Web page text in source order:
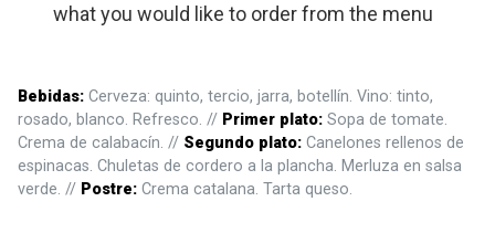
what you would like to order from the menu
Bebidas: Cerveza: quinto, tercio, jarra, botellín. Vino: tinto,
rosado, blanco. Refresco. // Primer plato: Sopa de tomate.
Crema de calabacín. // Segundo plato: Canelones rellenos de
espinacas. Chuletas de cordero a la plancha. Merluza en salsa
verde. // Postre: Crema catalana. Tarta queso.